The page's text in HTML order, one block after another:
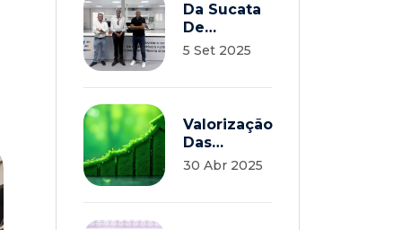
Da Sucata
De
Automóveis
Valorização
De
Materiais.
5 Set 2025
Valorização
Das
Frações
30 Abr 2025